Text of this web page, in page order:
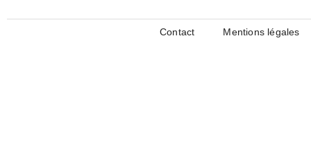
Contact Mentions légales